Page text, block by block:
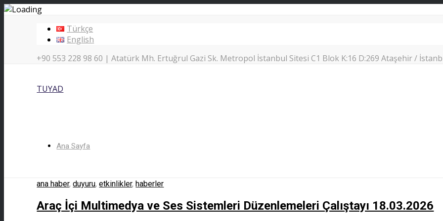
Türkçe
English
+90 553 228 98 60 | Atatürk Mh. Ertuğrul Gazi Sk. Metropol İstanbul Sitesi C1 Blok K:16 D:269 Ataşehir /
TUYAD
Ana Sayfa
ana haber,duyuru,etkinlikler,haberler
Araç İçi Multimedya ve Ses Sistemleri Düzenlemeleri Çalıştayı 18.03.2026